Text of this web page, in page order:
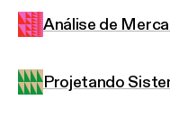
Análise de
Projetando